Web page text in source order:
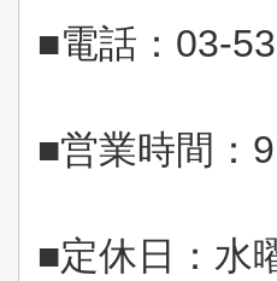
■電話： 03-
■営業時間：
■定休日：水